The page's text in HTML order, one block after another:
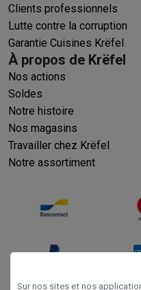
Clients professionnels
Lutte contre la corruption
Garantie Cuisines Krëfel
À propos de Krëfel
Nos actions
Soldes
Notre histoire
Nos magasins
Travailler chez Krëfel
Notre assortiment
Sur nos sites et nos